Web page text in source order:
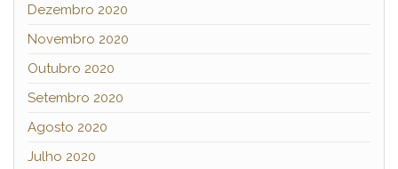
Dezembro 2020
Novembro 2020
Outubro 2020
Setembro 2020
Agosto 2020
Julho 2020